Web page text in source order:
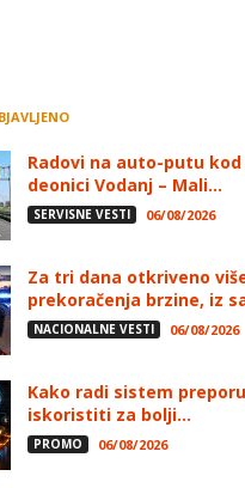
Radovi na auto-putu kod
deonici Vodanj – Mali...
SERVISNE VESTI 06/08/2026
Za tri dana otkriveno
prekoračenja brzine, iz
NACIONALNE VESTI 06/08/2026
Kako radi sistem
iskoristiti za bolji...
PROMO 06/08/2026